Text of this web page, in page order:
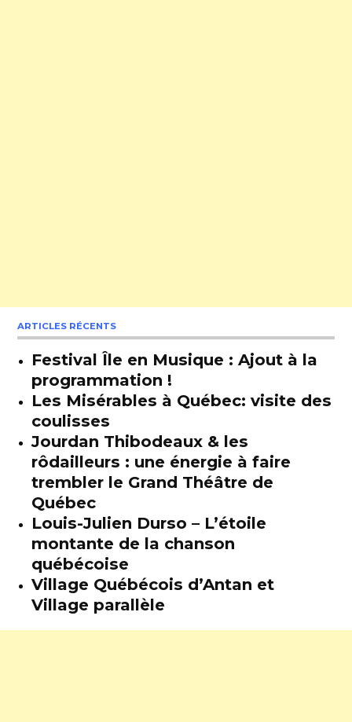
ARTICLES RÉCENTS
Festival Île en Musique : Ajout à la
programmation !
Les Misérables à Québec: visite des
coulisses
Jourdan Thibodeaux & les
rôdailleurs : une énergie à faire
trembler le Grand Théâtre de
Québec
Louis-Julien Durso – L’étoile
montante de la chanson
québécoise
Village Québécois d’Antan et
Village parallèle